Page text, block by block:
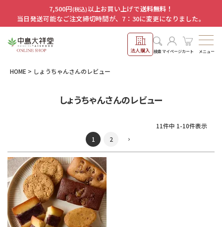
7,500円(税込)以上お買い上げで送料無料！
当日発送可能なご注文締切時間が、7：30に変更になりました。
法人購入 検索マイページカート メニュー
HOME しょうちゃんさんのレビュー
しょうちゃんさんのレビュー
11件中 1-10件表示
1
2